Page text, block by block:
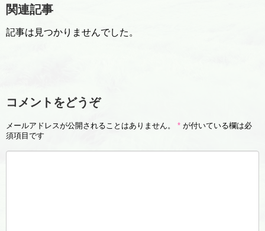
関連記事
記事は見つかりませんでした。
コメントをどうぞ
メールアドレスが公開されることはありません。 * が付いている欄は必
須項目です